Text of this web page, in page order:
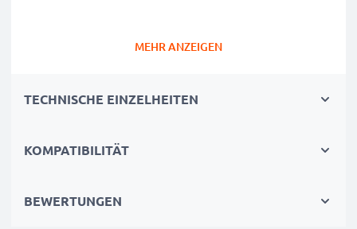
alle Handys mit Connector Ladebuchse /
✔ Kurze Ladezeiten & schnelles Laden -
Ladegeschwindigkeit
MEHR ANZEIGEN
TECHNISCHE EINZELHEITEN
KOMPATIBILITÄT
BEWERTUNGEN